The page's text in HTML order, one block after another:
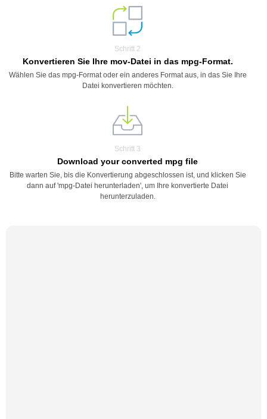
Schritt 2
Konvertieren Sie Ihre mov-Datei in das mpg-Format.
Wählen Sie das mpg-Format oder ein anderes Format aus, in das Sie Ihre
Datei konvertieren möchten.
Schritt 3
Download your converted mpg file
Bitte warten Sie, bis die Konvertierung abgeschlossen ist, und klicken Sie
dann auf 'mpg-Datei herunterladen', um Ihre konvertierte Datei
herunterzuladen.